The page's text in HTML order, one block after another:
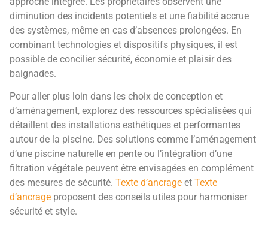
diminution des incidents potentiels et une fiabilité accrue
des systèmes, même en cas d’absences prolongées. En
combinant technologies et dispositifs physiques, il est
possible de concilier sécurité, économie et plaisir des
baignades.
Pour aller plus loin dans les choix de conception et
d’aménagement, explorez des ressources spécialisées qui
détaillent des installations esthétiques et performantes
autour de la piscine. Des solutions comme l’aménagement
d’une piscine naturelle en pente ou l’intégration d’une
filtration végétale peuvent être envisagées en complément
des mesures de sécurité. Texte d’ancrage et Texte
d’ancrage proposent des conseils utiles pour harmoniser
sécurité et style.